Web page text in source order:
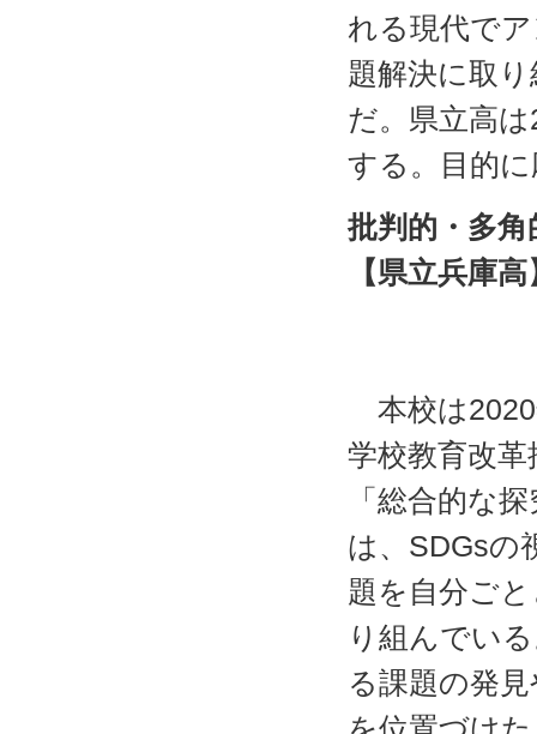
れる現代で
題解決に取
だ。県立高
する。目的
批判的・多
【県立兵庫高
本校は2020
学校教育改
「総合的な
は、SDGsの
題を自分ご
り組んでい
る課題の発